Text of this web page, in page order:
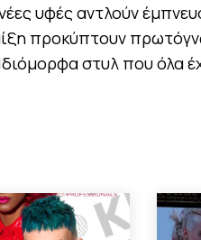
υφές αντλούν
προκύπτουν
στυλ που όλα